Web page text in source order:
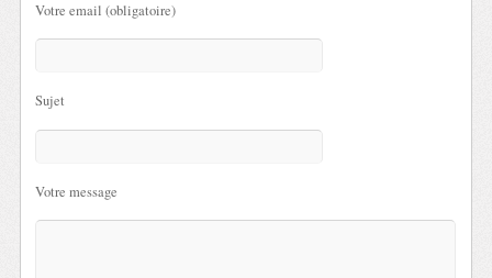
Votre email (obligatoire)
Sujet
Votre message